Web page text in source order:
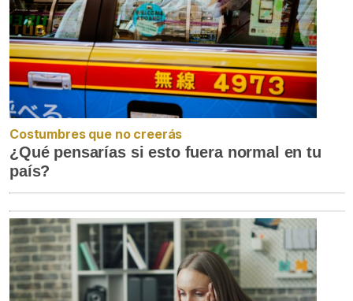
Costumbres que no creerás
¿Qué pensarías si esto fuera normal en tu
país?